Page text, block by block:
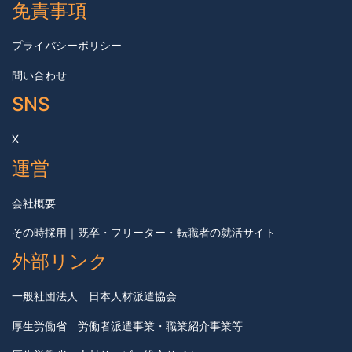
免責事項
プライバシーポリシー
問い合わせ
SNS
X
運営
会社概要
その時採用｜既卒・フリーター・転職者の就活サイト
外部リンク
一般社団法人 日本人材派遣協会
厚生労働省 労働者派遣事業・職業紹介事業等